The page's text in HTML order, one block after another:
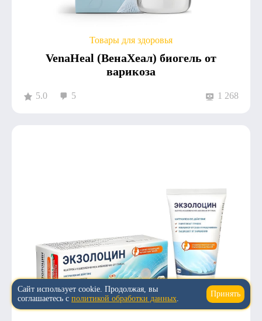
Товары для здоровья
VenaHeal (ВенаХеал) биогель от
варикоза
5.0 5 1 268
↑
Сайт использует cookie. Продолжая, вы
соглашаетесь с политикой обработки данных.
Принять